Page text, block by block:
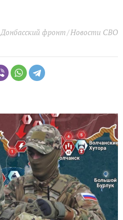
Донбасский фронт Новости СВО